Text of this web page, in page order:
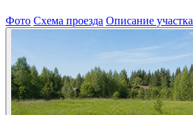
Фото Схема проезда Описание участка